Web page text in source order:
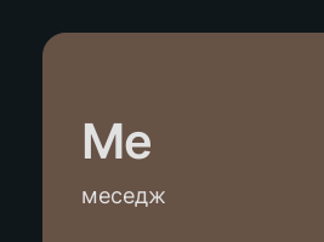
Me
меседж